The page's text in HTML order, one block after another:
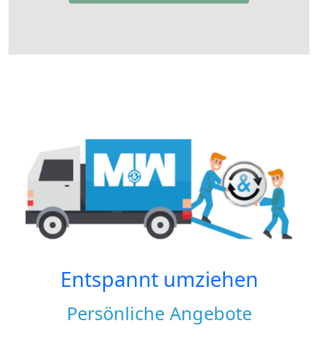
Entspannt umziehen
Persönliche Angebote